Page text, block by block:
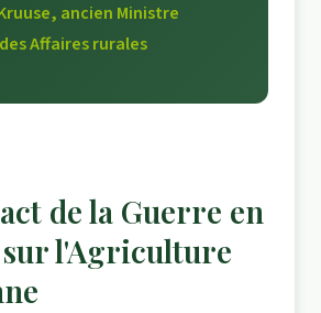
ancien Ministre
Affaires rurales
de la Guerre en
l'Agriculture